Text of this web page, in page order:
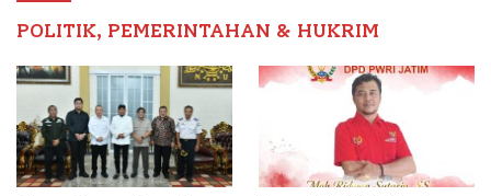
POLITIK, PEMERINTAHAN & HUKRIM